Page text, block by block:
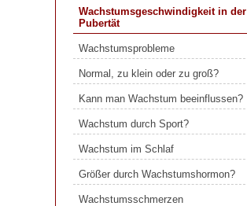
Wachstumsgeschwindigkeit in der
Pubertät
Wachstumsprobleme
Normal, zu klein oder zu groß?
Kann man Wachstum beeinflussen?
Wachstum durch Sport?
Wachstum im Schlaf
Größer durch Wachstumshormon?
Wachstumsschmerzen
Wachstumsprobleme
Normal, zu klein oder zu groß?
Kann man Wachstum beeinflussen?
Wachstum durch Sport?
Wachstum im Schlaf
Größer durch Wachstumshormon?
Wachstumsschmerzen